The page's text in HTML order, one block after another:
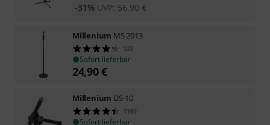
UVP: 56,90 €
-31%
Millenium MS 2013
123
Sofort lieferbar
24,90€
Millenium DS-10
1145
Sofort lieferbar